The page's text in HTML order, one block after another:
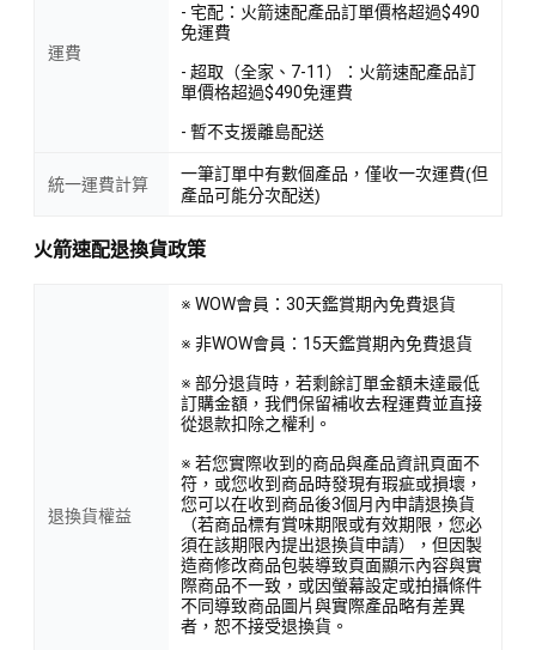
運費
- 宅配：火箭速配產品訂單價格超過$490
免運費
- 超取（全家、7-11）：火箭速配產品訂
單價格超過$490免運費
- 暫不支援離島配送
統一運費計算
一筆訂單中有數個產品，僅收一次運費(但
產品可能分次配送)
火箭速配退換貨政策
退換貨權益
※ WOW會員：30天鑑賞期內免費退貨
※ 非WOW會員：15天鑑賞期內免費退貨
※ 部分退貨時，若剩餘訂單金額未達最低
訂購金額，我們保留補收去程運費並直接
從退款扣除之權利。
※ 若您實際收到的商品與產品資訊頁面不
符，或您收到商品時發現有瑕疵或損壞，
您可以在收到商品後3個月內申請退換貨
（若商品標有賞味期限或有效期限，您必
須在該期限內提出退換貨申請），但因製
造商修改商品包裝導致頁面顯示內容與實
際商品不一致，或因螢幕設定或拍攝條件
不同導致商品圖片與實際產品略有差異
者，恕不接受退換貨。